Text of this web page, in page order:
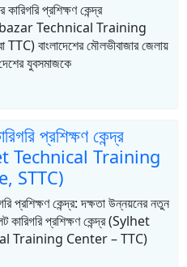
কারিগরি প্রশিক্ষণ কেন্দ্র
Technical Training
বাংলাদেশের মৌলভীবাজার জেলায়
যুবসমাজকে
প্রশিক্ষণ কেন্দ্র
Technical Training
STTC)
প্রশিক্ষণ কেন্দ্র: দক্ষতা উন্নয়নের নতুন
কারিগরি প্রশিক্ষণ কেন্দ্র (Sylhet
Training Center – TTC)